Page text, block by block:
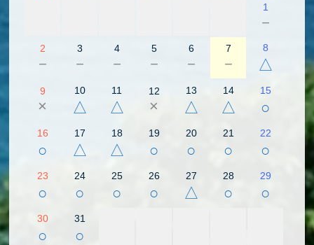
1
－
2
－
3
－
4
－
5
－
6
－
7
－
8
△
9
×
10
△
11
△
12
×
13
△
14
△
15
○
16
○
17
△
18
△
19
○
20
○
21
○
22
○
23
○
24
○
25
○
26
○
27
△
28
○
29
○
30
○
31
○